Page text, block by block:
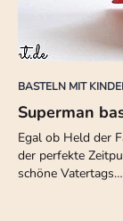
BASTELN MIT
Superman
Egal ob Held der
der perfekte
schöne Vatertags…